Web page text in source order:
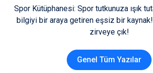
Spor Kütüphanesi: Spor tutkunuza ışık
bilgiyi bir araya getiren eşsiz bir
zirveye çık!
Genel Tüm Yazılar